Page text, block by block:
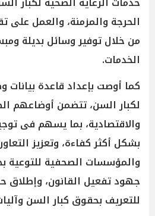
الحرجة والمزمنة، والعمل على
من خلال توفير وسائل بديلة
الخدمات.
كما أوصت بإعداد قاعدة بيانات
لكبار السن، تتضمن أوضاعهم
والاقتصادية، بما يسهم فى
بشكل أكثر كفاءة، وتعزيز
والمؤسسات الصحفية للتوعية
جهود تفعيل القانون، وإطلاق
للتعريف بحقوق كبار السن